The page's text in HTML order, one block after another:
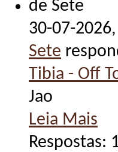
30-07-2026,
Sete
Tibia - Off
Jao
Leia Mais
Respostas: